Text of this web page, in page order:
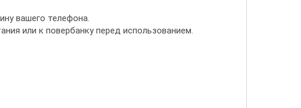
вашего телефона.
или к повербанку перед использованием.